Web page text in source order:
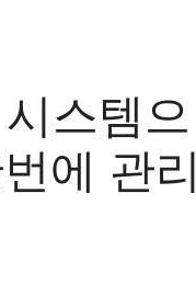
스템으
에 관리